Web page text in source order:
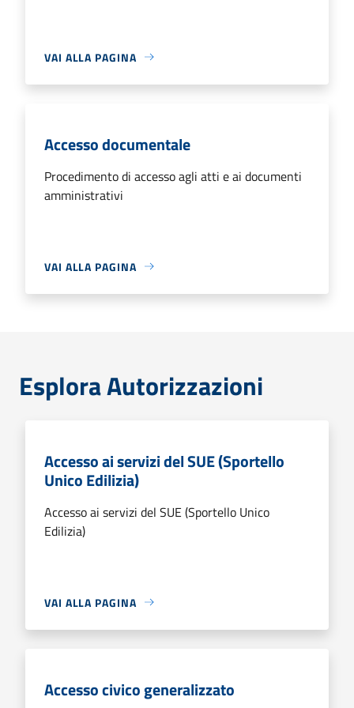
VAI ALLA PAGINA
Accesso documentale
Procedimento di accesso agli atti e ai documenti
amministrativi
VAI ALLA PAGINA
Esplora Autorizzazioni
Accesso ai servizi del SUE (Sportello
Unico Edilizia)
Accesso ai servizi del SUE (Sportello Unico
Edilizia)
VAI ALLA PAGINA
Accesso civico generalizzato